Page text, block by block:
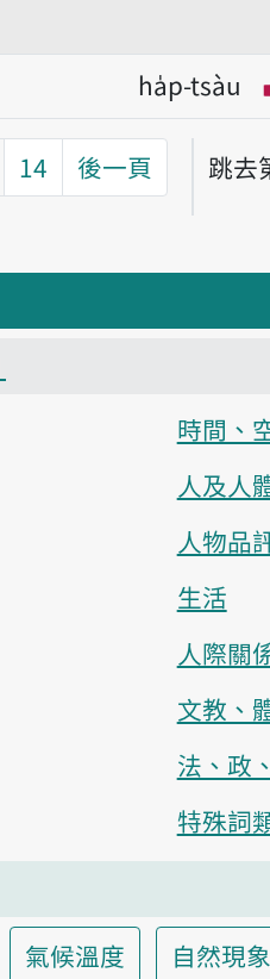
ha̍p-tsàu
14 後一頁 跳去
頁碼
時間、
人及人
人物品
生活
人際關
文教、
法、政
特殊詞
氣候溫度 自然現象